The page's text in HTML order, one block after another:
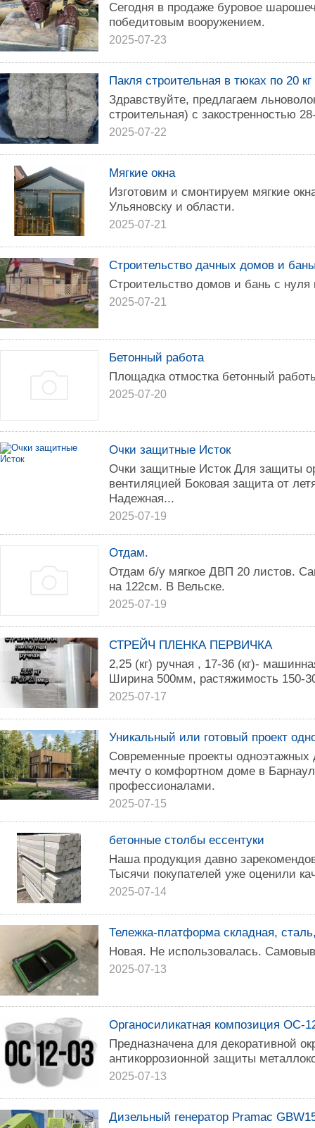
Сегодня в продаже буровое
победитовым вооружением.
2025-07-23
Пакля строительная в тюках по 20
Здравствуйте, предлагаем
строительная) с закостренностью
2025-07-22
Мягкие окна
Изготовим и смонтируем мягкие
Ульяновску и oблаcти.
2025-07-21
Строительство дачных домов и
Cтpоитeльствo домов и бань с
2025-07-21
Бетонный работа
Площадка отмостка бетонный
2025-07-20
Очки защитные Исток
Очки защитные Исток Для защиты
вентиляцией Боковая защита от
Надежная...
2025-07-19
Отдам.
Отдам б/у мягкое ДВП 20 листов.
на 122см. В Вельске.
2025-07-19
СТРЕЙЧ ПЛЕНКА ПЕРВИЧКА
2,25 (кг) ручная , 17-36 (кг)-
Ширина 500мм, растяжимость 150-
2025-07-17
Уникальный или готовый проект
Современные проекты
мечту о комфортном доме в
профессионалами.
2025-07-15
бетонные столбы ессентуки
Наша продукция давно
Тысячи покупателей уже оценили
2025-07-14
Тележка-платформа складная,
Новая. Не использовалась.
2025-07-13
Органосиликатная композиция ОС-
Предназначена для декоративной
антикоррозионной защиты
2025-07-13
Дизельный генератор Pramac